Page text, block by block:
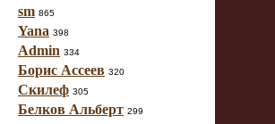
sm 865
Yana 398
Admin 334
Борис Ассеев 320
Скилеф 305
Белков Альберт 299